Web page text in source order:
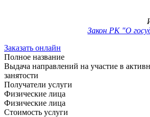
Закон РК "О
Заказать онлайн
Полное название
Выдача направлений на участие в
занятости
Получатели услуги
Физические лица
Физические лица
Стоимость услуги